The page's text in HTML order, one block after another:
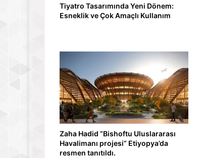
Tiyatro Tasarımında Yeni Dönem:
Esneklik ve Çok Amaçlı Kullanım
Zaha Hadid “Bishoftu Uluslararası
Havalimanı projesi” Etiyopya’da
resmen tanıtıldı.